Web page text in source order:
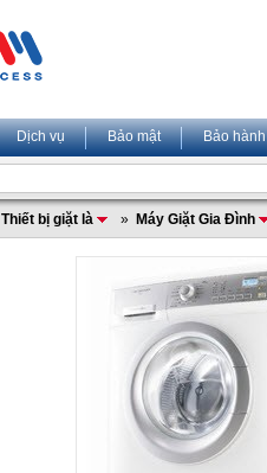
Dịch vụ Bảo mật Bảo hành
Thiết bị giặt là » Máy Giặt Gia Đình